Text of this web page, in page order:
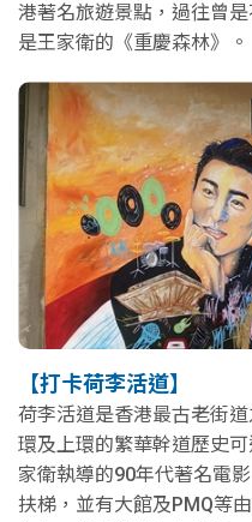
港著名旅遊景點，過往曾
是王家衛的《重慶森林》。
【打卡荷李活道】
荷李活道是香港最古老街
環及上環的繁華幹道歷史
家衛執導的90年代著名電
扶梯，並有大館及PMQ等